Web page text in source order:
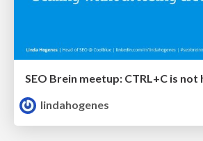
lindahogenes